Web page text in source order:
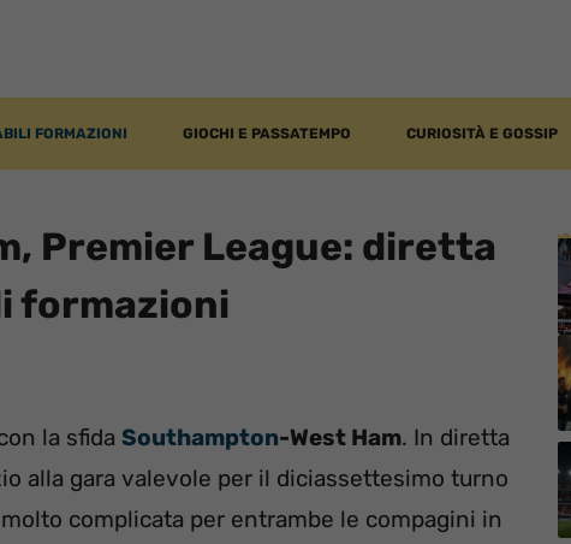
FORMAZIONI GIOCHI E PASSATEMPO CURIOSITÀ E GOSSIP
Premier League: diretta
formazioni
la sfida Southampton-West Ham. In diretta
alla gara valevole per il diciassettesimo turno
complicata per entrambe le compagini in